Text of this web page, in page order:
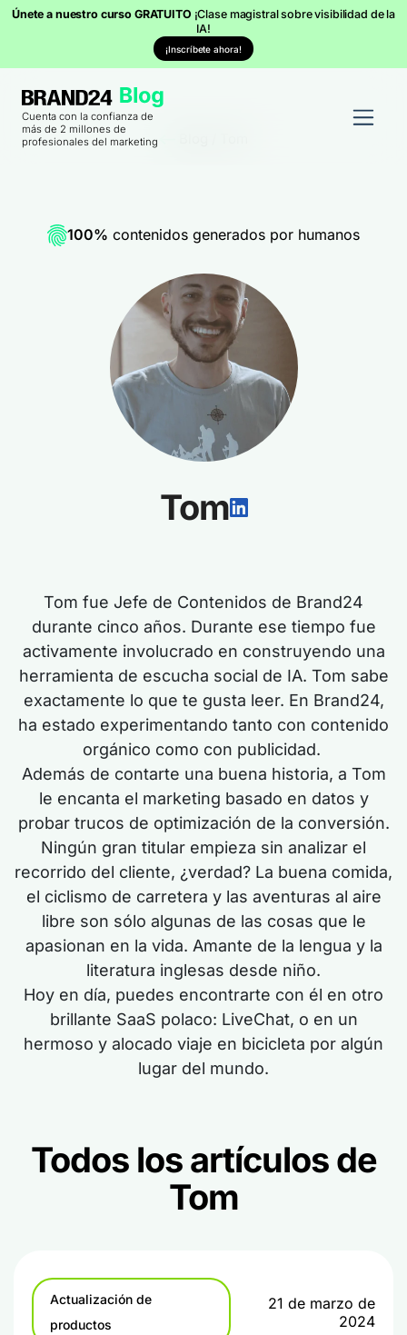
Únete a nuestro curso GRATUITO ¡Clase magistral sobre visibilidad de la
IA!
¡Inscríbete ahora!
Cuenta con la confianza de
más de 2 millones de
profesionales del marketing
100% contenidos generados por humanos
Tom
Tom fue Jefe de Contenidos de Brand24
durante cinco años. Durante ese tiempo fue
activamente involucrado en construyendo una
herramienta de escucha social de IA. Tom sabe
exactamente lo que te gusta leer. En Brand24,
ha estado experimentando tanto con contenido
orgánico como con publicidad.
Además de contarte una buena historia, a Tom
le encanta el marketing basado en datos y
probar trucos de optimización de la conversión.
Ningún gran titular empieza sin analizar el
recorrido del cliente, ¿verdad? La buena comida,
el ciclismo de carretera y las aventuras al aire
libre son sólo algunas de las cosas que le
apasionan en la vida. Amante de la lengua y la
literatura inglesas desde niño.
Hoy en día, puedes encontrarte con él en otro
brillante SaaS polaco: LiveChat, o en un
hermoso y alocado viaje en bicicleta por algún
lugar del mundo.
Todos los artículos de
Tom
Actualización de
productos
21 de marzo de
2024